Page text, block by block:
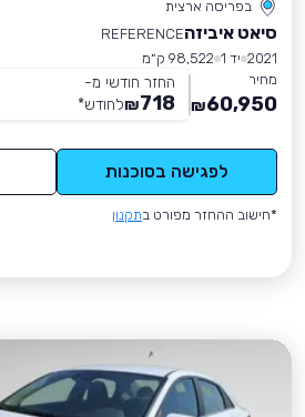
בפריסה ארצית
סיאט איביזהREFERENCE
2021 יד 1
98,522 ק״מ
מחיר
60,950
₪
החזר חודשי מ-
718
₪לחודש*
לפגישה בסוכנות
*חישוב ההחזר מפורט בתקנון